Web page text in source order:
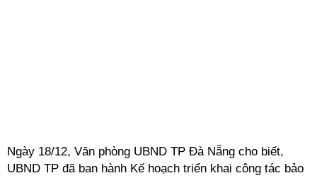
Ngày 18/12, Văn phòng UBND TP Đà Nẵng cho biết,
UBND TP đã ban hành Kế hoạch triển khai công tác bảo